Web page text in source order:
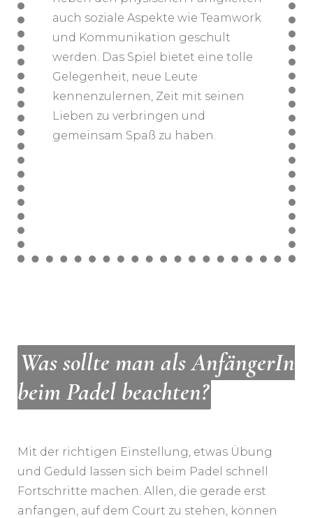
auch soziale Aspekte wie Teamwork
und Kommunikation geschult
werden. Das Spiel bietet eine tolle
Gelegenheit, neue Leute
kennenzulernen, Zeit mit seinen
Lieben zu verbringen und
gemeinsam Spaß zu haben.
Was sollte man als AnfängerIn
beim Padel beachten?
Mit der richtigen Einstellung, etwas Übung
und Geduld lassen sich beim Padel schnell
Fortschritte machen. Allen, die gerade erst
anfangen, auf dem Court zu stehen, können